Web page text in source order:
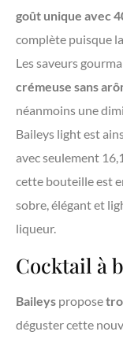
goût unique avec
complète puisque
Les saveurs
crémeuse sans
néanmoins une
Baileys light est
avec seulement
cette bouteille est
sobre, élégant et
liqueur.
Cocktail à
Baileys propose
déguster cette